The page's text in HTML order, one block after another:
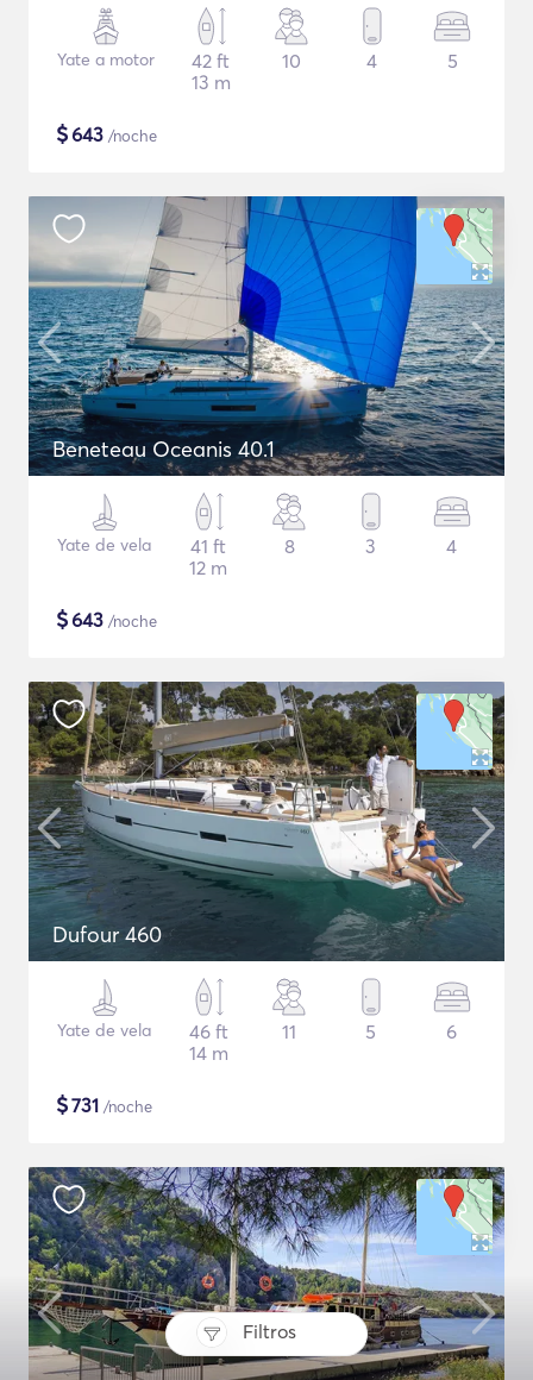
Filtros
Yate a motor
42 ft
13 m
10 4 5
$643 /noche
Beneteau Oceanis 40.1
Yate de vela
41 ft
12 m
8 3 4
$643 /noche
Dufour 460
Yate de vela
46 ft
14 m
11 5 6
$731 /noche